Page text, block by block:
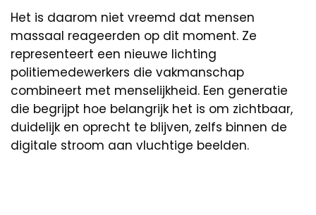
Het is daarom niet vreemd dat mensen
massaal reageerden op dit moment. Ze
representeert een nieuwe lichting
politiemedewerkers die vakmanschap
combineert met menselijkheid. Een generatie
die begrijpt hoe belangrijk het is om zichtbaar,
duidelijk en oprecht te blijven, zelfs binnen de
digitale stroom aan vluchtige beelden.